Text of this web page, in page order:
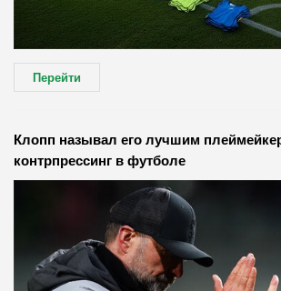
Перейти
Клопп называл его лучшим
контрпрессинг в футболе